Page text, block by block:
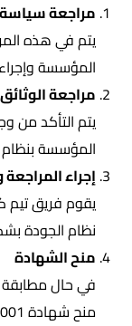
مراجعة
يتم في هذه
المؤسسة
مراجعة
يتم التأكد من
المؤسسة بنظام
إجراء
يقوم فريق تيم
نظام الجودة
منح الشهادة
في حال مطابقة
منح شهادة ISO 9001 المعتمدة.